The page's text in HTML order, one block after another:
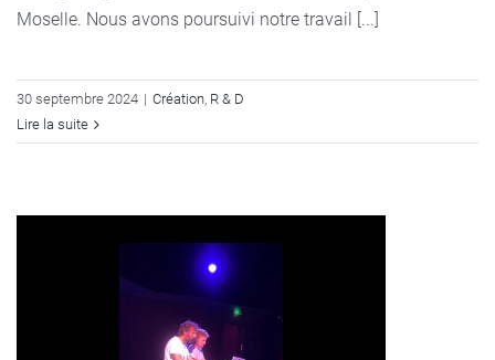
Moselle. Nous avons poursuivi notre travail [...]
30 septembre 2024 | Création, R & D
Lire la suite